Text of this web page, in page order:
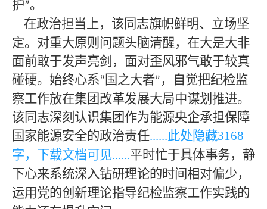
护”。
在政治担当上，该同志旗帜鲜明、立场坚
定。对重大原则问题头脑清醒，在大是大非
面前敢于发声亮剑，面对歪风邪气敢于较真
碰硬。始终心系“ 国之大者”，自觉把纪检监
察工作放在集团改革发展大局中谋划推进。
该同志深刻认识集团作为能源央企承担保障
国家能源安全的政治责任......此处隐藏3168
字，下载文档可见......平时忙于具体事务，静
下心来系统深入钻研理论的时间相对偏少，
运用党的创新理论指导纪检监察工作实践的